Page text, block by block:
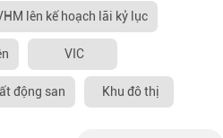
lên kế hoạch lãi kỷ lục
VIC
động san Khu đô thị